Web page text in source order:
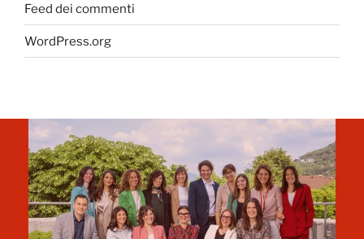
Feed dei commenti
WordPress.org